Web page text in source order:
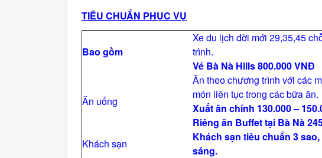
TIÊU CHUẨN PHỤC VỤ
Bao gồm
Xe du lịch đời mới 29,35,45
trình.
Vé Bà Nà Hills 800.000 VNĐ
Ăn uống
Ăn theo chương trình với các
món liên tục trong các bữa ăn.
Xuất ăn chính 130.000 –
Riêng ăn Buffet tại Bà Nà
Khách sạn
Khách sạn tiêu chuẩn 3
sáng.